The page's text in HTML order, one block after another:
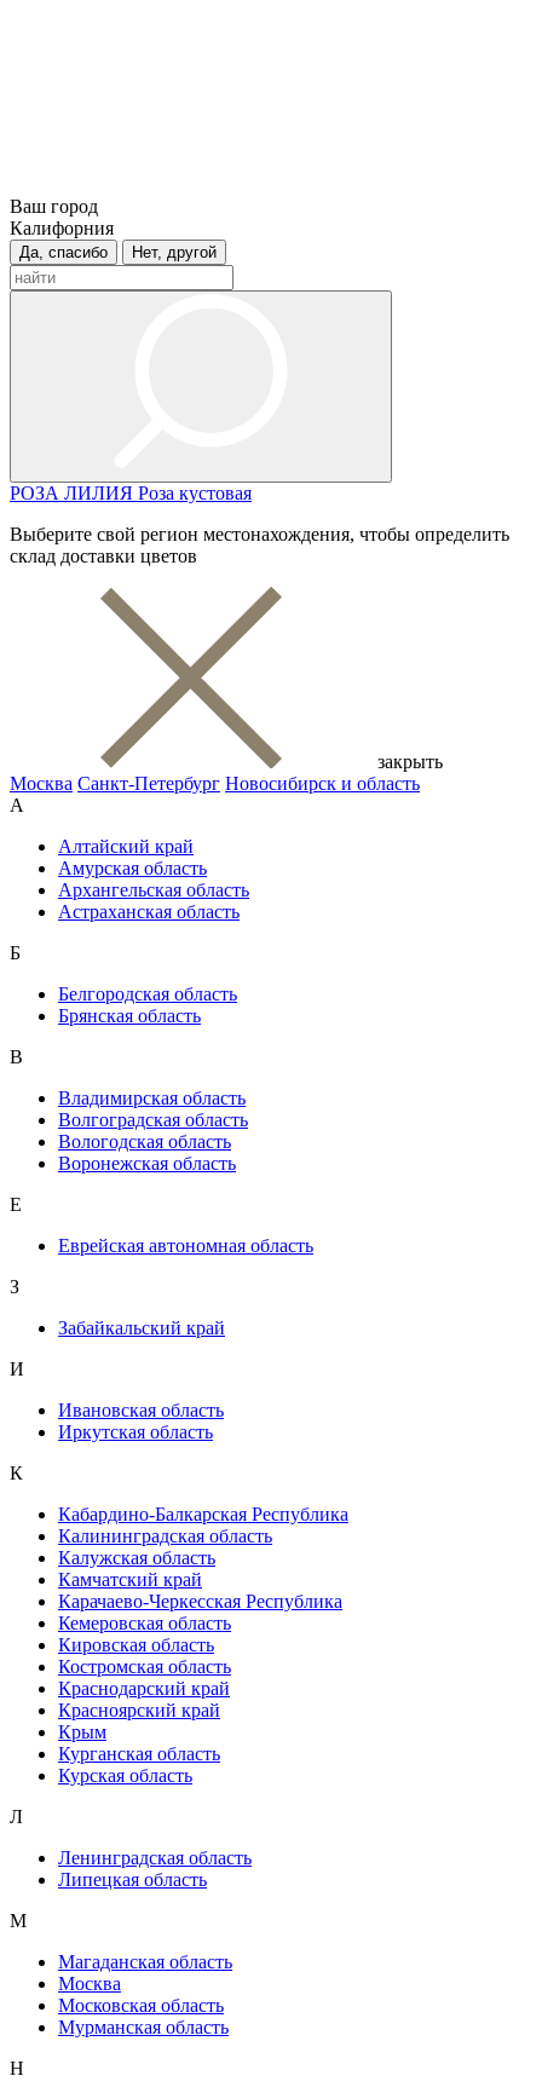
Ваш город
Калифорния
Да, спасибо Нет, другой
РОЗА ЛИЛИЯ Роза кустовая
Выберите свой регион местонахождения, чтобы определить
склад доставки цветов
закрыть
Москва Санкт-Петербург Новосибирск и область
А
Алтайский край
Амурская область
Архангельская область
Астраханская область
Б
Белгородская область
Брянская область
В
Владимирская область
Волгоградская область
Вологодская область
Воронежская область
Е
Еврейская автономная область
З
Забайкальский край
И
Ивановская область
Иркутская область
К
Кабардино-Балкарская Республика
Калининградская область
Калужская область
Камчатский край
Карачаево-Черкесская Республика
Кемеровская область
Кировская область
Костромская область
Краснодарский край
Красноярский край
Крым
Курганская область
Курская область
Л
Ленинградская область
Липецкая область
М
Магаданская область
Москва
Московская область
Мурманская область
Н